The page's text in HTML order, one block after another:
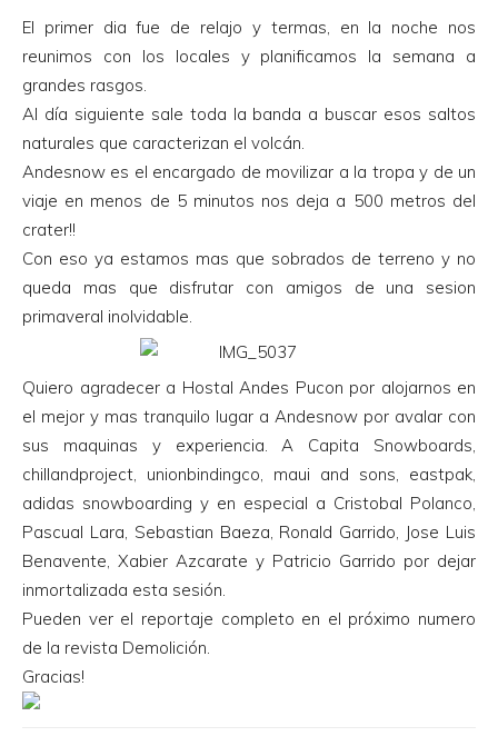
El primer dia fue de relajo y termas, en la noche nos
reunimos con los locales y planificamos la semana a
grandes rasgos.
Al día siguiente sale toda la banda a buscar esos saltos
naturales que caracterizan el volcán.
Andesnow es el encargado de movilizar a la tropa y de un
viaje en menos de 5 minutos nos deja a 500 metros del
crater!!
Con eso ya estamos mas que sobrados de terreno y no
queda mas que disfrutar con amigos de una sesion
primaveral inolvidable.
Quiero agradecer a Hostal Andes Pucon por alojarnos en
el mejor y mas tranquilo lugar a Andesnow por avalar con
sus maquinas y experiencia. A Capita Snowboards,
chillandproject, unionbindingco, maui and sons, eastpak,
adidas snowboarding y en especial a Cristobal Polanco,
Pascual Lara, Sebastian Baeza, Ronald Garrido, Jose Luis
Benavente, Xabier Azcarate y Patricio Garrido por dejar
inmortalizada esta sesión.
Pueden ver el reportaje completo en el próximo numero
de la revista Demolición.
Gracias!